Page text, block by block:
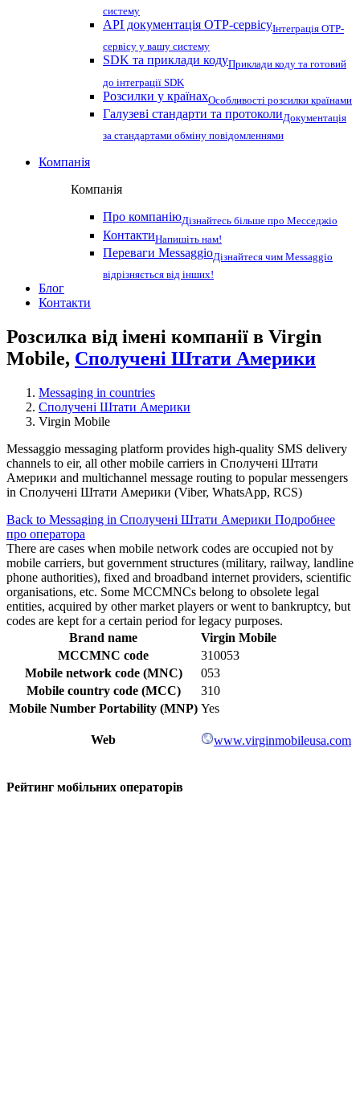
систему
API документація OTP-сервісуІнтеграція OTP-
сервісу у вашу систему
SDK та приклади кодуПриклади коду та готовий
до інтеграції SDK
Розсилки у країнахОсобливості розсилки країнами
Галузеві стандарти та протоколиДокументація
за стандартами обміну повідомленнями
Компанія
Компанія
Про компаніюДізнайтесь більше про Месседжіо
КонтактиНапишіть нам!
Переваги MessaggioДізнайтеся чим Messaggio
відрізняється від інших!
Блог
Контакти
Розсилка від імені компанії в Virgin
Mobile, Сполучені Штати Америки
Messaging in countries
Сполучені Штати Америки
Virgin Mobile
Messaggio messaging platform provides high-quality SMS delivery
channels to eir, all other mobile carriers in Сполучені Штати
Америки and multichannel message routing to popular messengers
in Сполучені Штати Америки (Viber, WhatsApp, RCS)
Back to Messaging in Сполучені Штати Америки Подробнее
про оператора
There are cases when mobile network codes are occupied not by
mobile carriers, but government structures (military, railway, landline
phone authorities), fixed and broadband internet providers, scientific
organisations, etc. Some MCCMNCs belong to obsolete legal
entities, acquired by other market players or went to bankruptcy, but
codes are kept for a certain period for legacy purposes.
Brand name
Virgin Mobile
MCCMNC code
310053
Mobile network code (MNC)
053
Mobile country code (MCC)
310
Mobile Number Portability (MNP) Yes
Web www.virginmobileusa.com
Рейтинг мобільних операторів